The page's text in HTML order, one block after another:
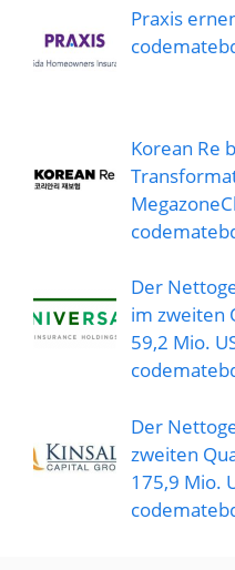
Praxis
Korean Re
Der
im zweiten
59,2 Mio.
Der
zweiten
175,9 Mio.